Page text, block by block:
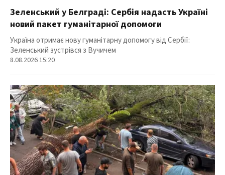
Зеленський у Белграді: Сербія надасть Україні
новий пакет гуманітарної допомоги
Україна отримає нову гуманітарну допомогу від Сербії:
Зеленський зустрівся з Вучичем
8.08.2026 15:20